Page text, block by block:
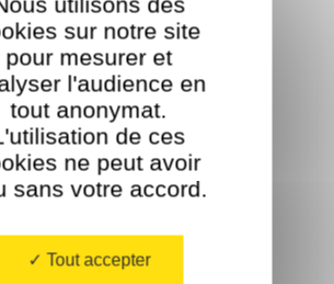
partir de 35€ d'achat.
sur notre site
pour mesurer et
l'audience en
tout anonymat.
de ces
ne peut avoir
sans votre accord.​
Tout accepter